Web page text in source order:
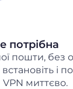
потрібна
пошти, без
і
миттєво.